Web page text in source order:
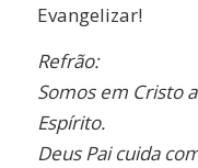
Evangelizar!
Refrão:
Somos em Cristo
Espírito.
Deus Pai cuida